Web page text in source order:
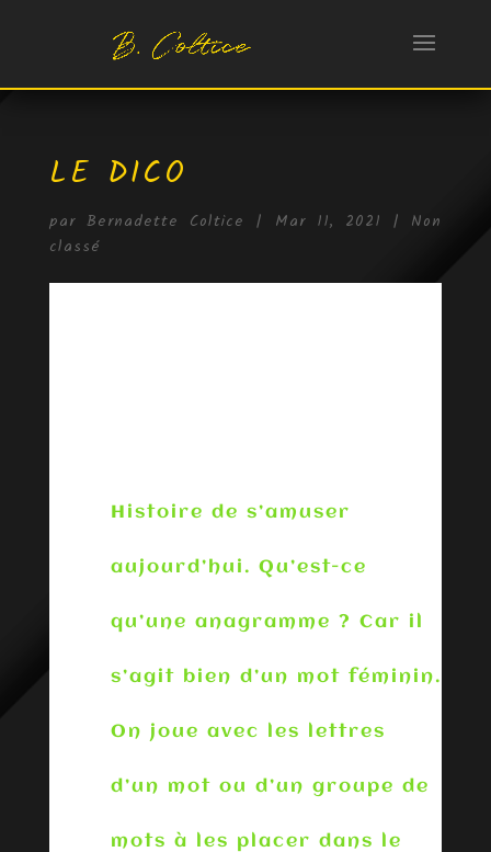
LE DICO
par Bernadette Coltice | Mar 11, 2021 | Non
classé
Histoire de s’amuser
aujourd’hui. Qu’est-ce
qu’une anagramme ? Car il
s’agit bien d’un mot féminin.
On joue avec les lettres
d’un mot ou d’un groupe de
mots à les placer dans le